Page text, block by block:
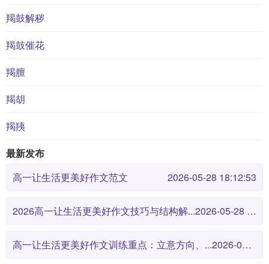
羯鼓解秽
羯鼓催花
羯膻
羯胡
羯羠
最新发布
高一让生活更美好作文范文
2026-05-28 18:12:53
2026高一让生活更美好作文技巧与结构解... 2026-05-28 18:12:46
高一让生活更美好作文训练重点：立意方向、... 2026-05-28 18:12:38